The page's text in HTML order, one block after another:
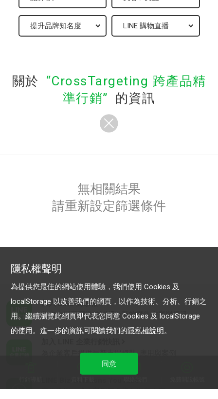
關於
CrossTargeting 跨產品精
準行銷
的資訊
無相關結果
請重新設定篩選條件
加入 LINE 商家報
為中小型商家提供LINE最新的廣告方案與資訊
為企業客戶提供最新市場趨勢, 應用與案例
實用教學、成功案例等多樣化影音內容
隱私權聲明
為提供您最佳的網站使用體驗，我們使用 Cookies 及
localStorage 以改善我們的網頁，以作為技術、分析、行銷之
用。繼續瀏覽此網頁即代表您同意 Cookies 及 localStorage
的使用。進一步的資訊可閱讀我們的隱私權說明。
同意